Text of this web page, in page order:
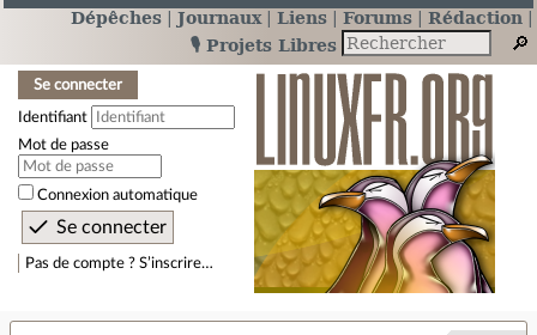
Dépêches Journaux Liens Forums
Rédaction
🎙️ Projets Libres
Se connecter
Identifiant
Mot de passe
Connexion automatique
Pas de compte ? S’inscrire…